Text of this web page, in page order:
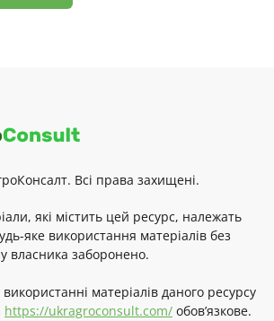
Всі права захищені.
які містить цей ресурс, належать
яке використання матеріалів без
власника заборонено.
матеріалів даного ресурсу
https://ukragroconsult.com/ обов’язкове.